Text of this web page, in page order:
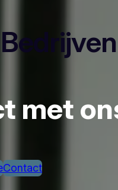
met
Contact